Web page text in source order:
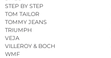
STEP BY STEP
TOM TAILOR
TOMMY JEANS
TRIUMPH
VEJA
VILLEROY & BOCH
WMF